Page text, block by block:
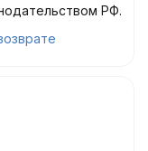
РФ.